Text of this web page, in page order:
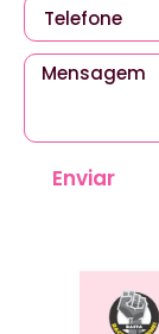
Enviar